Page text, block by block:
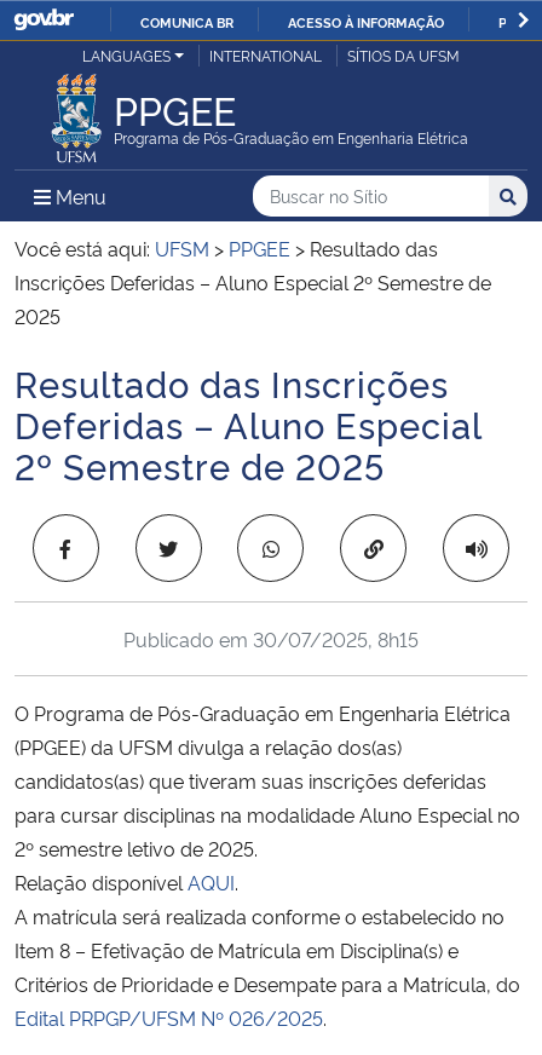
IR
COMUNICA BR ACESSO À INFORMAÇÃO
Ministério da Justiça e Segurança Pública
Ministério da Defesa
Ministério das Relações Exteriores
Ministério da Economia
Ministério da Infraestrutura
Ministério da Agricultura, Pecuária e Abastecimento
Ministério da Cidadania
Ministério da Ciência, Tecnologia, Inovações e Comunicações
Ministério do Meio Ambiente
Ministério do Turismo
Ministério do Desenvolvimento Regional
Controladoria-Geral da União
LANGUAGES INTERNATIONAL SÍTIOS DA UFSM
PPGEE
Programa de Pós-Graduação em Engenharia Elétrica
Menu Menu Principal do Sítio
Busca
Buscar no no Sítio
Busca:
Você está aqui: UFSM > PPGEE > Resultado das
Inscrições Deferidas – Aluno Especial 2º Semestre de
2025
Início do conteúdo
Resultado das Inscrições
Deferidas – Aluno Especial
2º Semestre de 2025
Copiar para área
Publicado em 30/07/2025, 8h15
O Programa de Pós-Graduação em Engenharia Elétrica
(PPGEE) da UFSM divulga a relação dos(as)
candidatos(as) que tiveram suas inscrições deferidas
para cursar disciplinas na modalidade Aluno Especial no
2º semestre letivo de 2025.
Relação disponível AQUI.
A matrícula será realizada conforme o estabelecido no
Item 8 – Efetivação de Matrícula em Disciplina(s) e
Critérios de Prioridade e Desempate para a Matrícula, do
Edital PRPGP/UFSM Nº 026/2025.